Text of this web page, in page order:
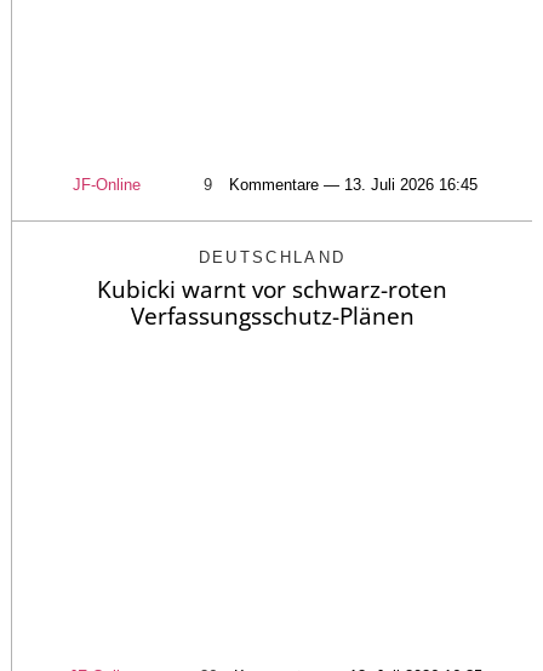
JF-Online 9 Kommentare — 13. Juli 2026 16:45
DEUTSCHLAND
Kubicki warnt vor schwarz-roten
Verfassungsschutz-Plänen